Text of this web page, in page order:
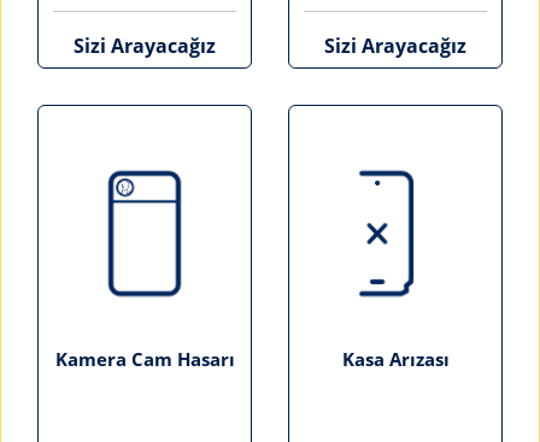
Sizi Arayacağız Sizi Arayacağız
Kamera Cam Hasarı Kasa Arızası